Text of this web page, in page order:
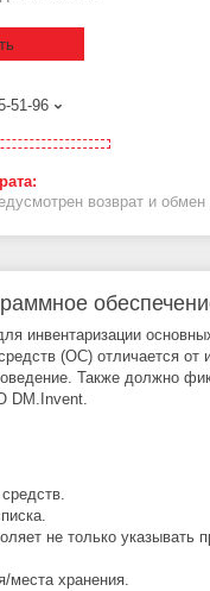
51-96
возврат и
инвентаризации
(ОС) отличается от
Также должно
DM.Invent.
не только указывать
места хранения.